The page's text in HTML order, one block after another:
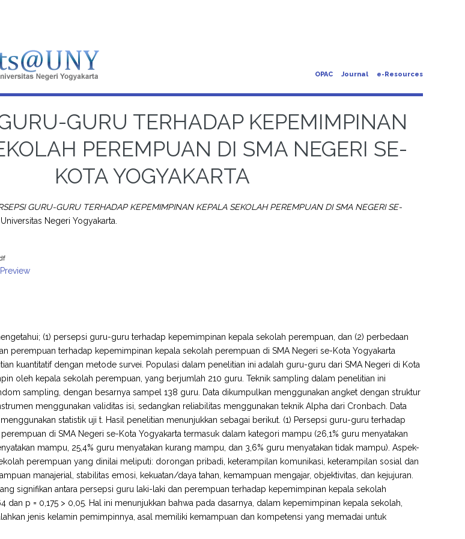
OPAC Journal e-Resources
GURU TERHADAP KEPEMIMPINAN
PEREMPUAN DI SMA NEGERI SE-
KOTA YOGYAKARTA
GURU-GURU TERHADAP KEPEMIMPINAN KEPALA SEKOLAH PEREMPUAN DI SMA NEGERI SE-
Negeri Yogyakarta.
Preview
(1) persepsi guru-guru terhadap kepemimpinan kepala sekolah perempuan, dan (2) perbedaan
perempuan terhadap kepemimpinan kepala sekolah perempuan di SMA Negeri se-Kota Yogyakarta
kuantitatif dengan metode survei. Populasi dalam penelitian ini adalah guru-guru dari SMA Negeri di Kota
oleh kepala sekolah perempuan, yang berjumlah 210 guru. Teknik sampling dalam penelitian ini
sampling, dengan besarnya sampel 138 guru. Data dikumpulkan menggunakan angket dengan struktur
menggunakan validitas isi, sedangkan reliabilitas menggunakan teknik Alpha dari Cronbach. Data
statistik uji t. Hasil penelitian menunjukkan sebagai berikut. (1) Persepsi guru-guru terhadap
di SMA Negeri se-Kota Yogyakarta termasuk dalam kategori mampu (26,1% guru menyatakan
mampu, 25,4% guru menyatakan kurang mampu, dan 3,6% guru menyatakan tidak mampu). Aspek-
perempuan yang dinilai meliputi: dorongan pribadi, keterampilan komunikasi, keterampilan sosial dan
manajerial, stabilitas emosi, kekuatan/daya tahan, kemampuan mengajar, objektivitas, dan kejujuran.
signifikan antara persepsi guru laki-laki dan perempuan terhadap kepemimpinan kepala sekolah
dan p = 0,175 > 0,05. Hal ini menunjukkan bahwa pada dasarnya, dalam kepemimpinan kepala sekolah,
jenis kelamin pemimpinnya, asal memiliki kemampuan dan kompetensi yang memadai untuk